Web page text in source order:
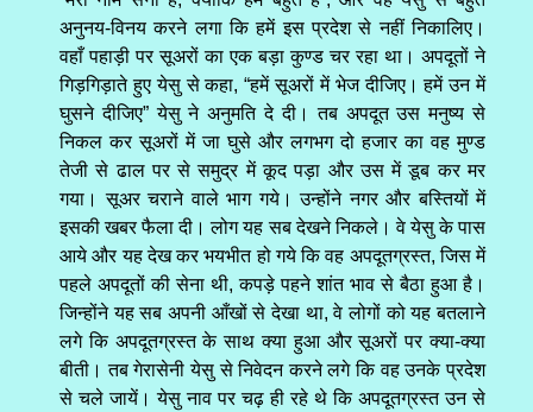
अनुनय-विनय करने लगा कि हमें इस प्रदेश से नहीं निकालिए।
वहाँ पहाड़ी पर सूअरों का एक बड़ा कुण्ड चर रहा था। अपदूतों ने
गिड़गिड़ाते हुए येसु से कहा, “हमें सूअरों में भेज दीजिए। हमें उन में
घुसने दीजिए” येसु ने अनुमति दे दी। तब अपदूत उस मनुष्य से
निकल कर सूअरों में जा घुसे और लगभग दो हजार का वह मुण्ड
तेजी से ढाल पर से समुद्र में कूद पड़ा और उस में डूब कर मर
गया। सूअर चराने वाले भाग गये। उन्होंने नगर और बस्तियों में
इसकी खबर फैला दी। लोग यह सब देखने निकले। वे येसु के पास
आये और यह देख कर भयभीत हो गये कि वह अपदूतग्रस्त, जिस में
पहले अपदूतों की सेना थी, कपड़े पहने शांत भाव से बैठा हुआ है।
जिन्होंने यह सब अपनी आँखों से देखा था, वे लोगों को यह बतलाने
लगे कि अपदूतग्रस्त के साथ क्या हुआ और सूअरों पर क्या-क्या
बीती। तब गेरासेनी येसु से निवेदन करने लगे कि वह उनके प्रदेश
से चले जायें। येसु नाव पर चढ़ ही रहे थे कि अपदूतग्रस्त उन से